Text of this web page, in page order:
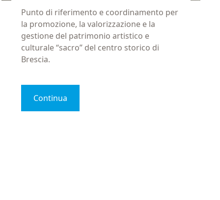
Punto di riferimento e coordinamento per
la promozione, la valorizzazione e la
gestione del patrimonio artistico e
culturale “sacro” del centro storico di
Brescia.
Continua